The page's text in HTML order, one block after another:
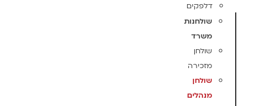
דלפקים
שולחנות
משרד
שולחן
מזכירה
שולחן
מנהלים